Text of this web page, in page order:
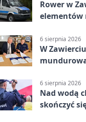
Rower w
elementów
6 sierpnia 2026
W
6 sierpnia 2026
Nad wodą
skończyć